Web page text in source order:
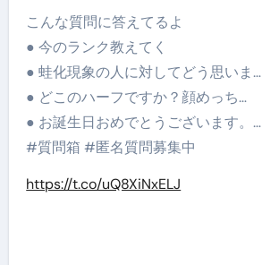
こんな質問に答えてるよ
● 今のランク教えてく
● 蛙化現象の人に対してどう思いま…
● どこのハーフですか？顔めっち…
● お誕生日おめでとうございます。…
#質問箱 #匿名質問募集中
https://t.co/uQ8XiNxELJ